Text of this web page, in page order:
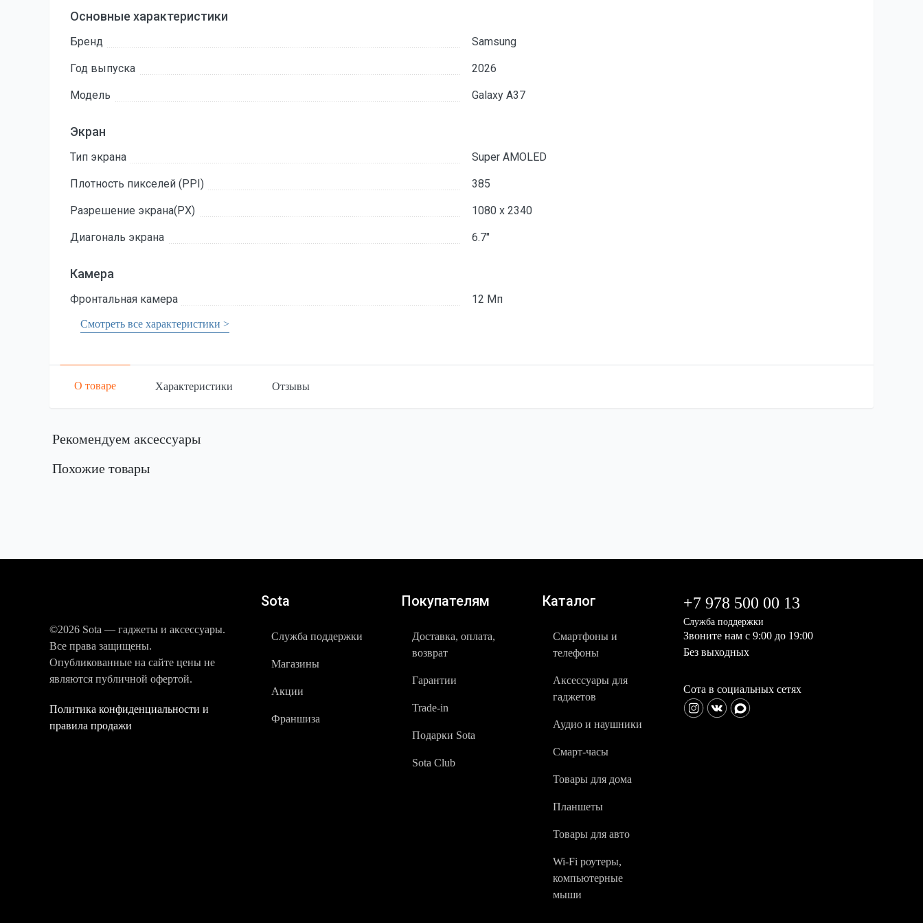
Основные характеристики
Бренд Samsung
Год выпуска 2026
Модель Galaxy A37
Экран
Тип экрана Super AMOLED
Плотность пикселей (PPI) 385
Разрешение экрана(PX) 1080 x 2340
Диагональ экрана 6.7"
Камера
Фронтальная камера 12 Мп
Смотреть все характеристики >
О товаре Характеристики Отзывы
Рекомендуем аксессуары
Похожие товары
©2026 Sota — гаджеты и аксессуары.
Все права защищены.
Опубликованные на сайте цены не
являются публичной офертой.
Политика конфиденциальности и
правила продажи
Sota
Служба поддержки
Магазины
Акции
Франшиза
Покупателям
Доставка, оплата,
возврат
Гарантии
Trade-in
Подарки Sota
Sota Club
Каталог
Смартфоны и
телефоны
Аксессуары для
гаджетов
Аудио и наушники
Смарт-часы
Товары для дома
Планшеты
Товары для авто
Wi-Fi роутеры,
компьютерные
мыши
+7 978 500 00 13
Служба поддержки
Звоните нам с 9:00 до 19:00
Без выходных
Сота в социальных сетях